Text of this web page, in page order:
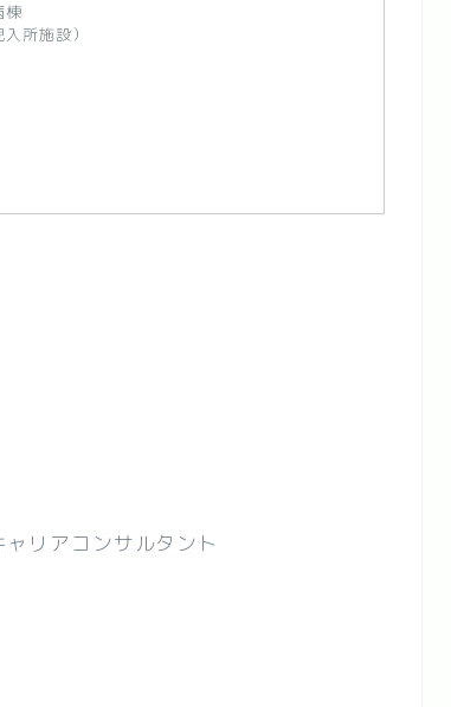
棟
所施設）
リアコンサルタント